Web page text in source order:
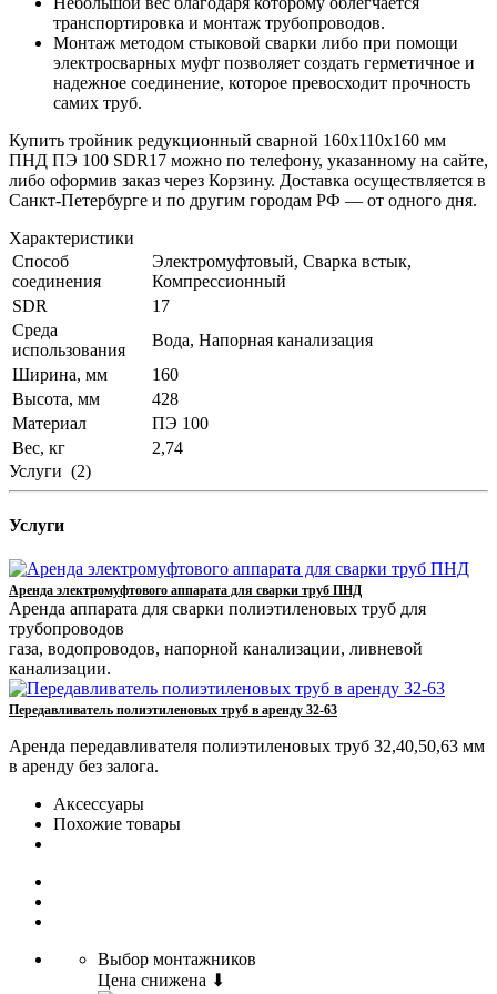
транспортировка и монтаж трубопроводов.
Монтаж методом стыковой сварки либо при помощи
электросварных муфт позволяет создать герметичное и
надежное соединение, которое превосходит прочность
самих труб.
Купить тройник редукционный сварной 160х110х160 мм
ПНД ПЭ 100 SDR17 можно по телефону, указанному на сайте,
либо оформив заказ через Корзину. Доставка осуществляется в
Санкт-Петербурге и по другим городам РФ — от одного дня.
Характеристики
Способ
соединения
Электромуфтовый, Сварка встык,
Компрессионный
SDR
17
Среда
использования
Вода, Напорная канализация
Ширина, мм
160
Высота, мм
428
Материал
ПЭ 100
Вес, кг
2,74
Услуги (2)
Услуги
Аренда электромуфтового аппарата для сварки труб ПНД
Аренда аппарата для сварки полиэтиленовых труб для
трубопроводов
газа, водопроводов, напорной канализации, ливневой
канализации.
Передавливатель полиэтиленовых труб в аренду 32-63
Аренда передавливателя полиэтиленовых труб 32,40,50,63 мм
в аренду без залога.
Аксессуары
Похожие товары
Выбор монтажников
Цена снижена ⬇